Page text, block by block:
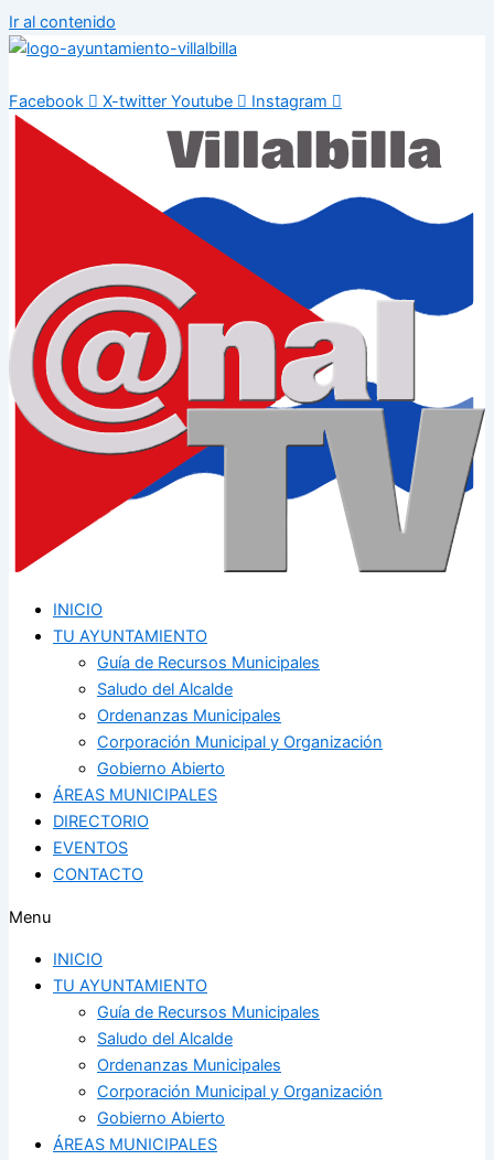
Ir al contenido
Facebook X-twitter Youtube Instagram
INICIO
TU AYUNTAMIENTO
Guía de Recursos Municipales
Saludo del Alcalde
Ordenanzas Municipales
Corporación Municipal y Organización
Gobierno Abierto
ÁREAS MUNICIPALES
DIRECTORIO
EVENTOS
CONTACTO
Menu
INICIO
TU AYUNTAMIENTO
Guía de Recursos Municipales
Saludo del Alcalde
Ordenanzas Municipales
Corporación Municipal y Organización
Gobierno Abierto
ÁREAS MUNICIPALES